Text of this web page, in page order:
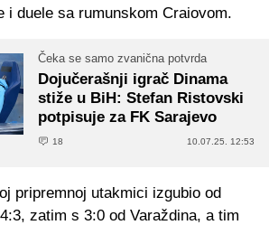
i duele sa rumunskom Craiovom.
Čeka se samo zvanična potvrda
Dojučerašnji igrač Dinama
stiže u BiH: Stefan Ristovski
potpisuje za FK Sarajevo
18 10.07.25. 12:53
pripremnoj utakmici izgubio od
zatim s 3:0 od Varaždina, a tim